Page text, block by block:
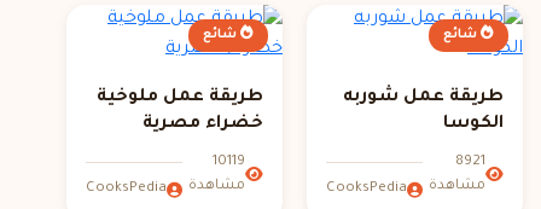
شائع
طريقة عمل شوربه
الكوسا
8921
مشاهدة
CooksPedia
شائع
طريقة عمل ملوخية
خضراء مصرية
10119
مشاهدة
CooksPedia